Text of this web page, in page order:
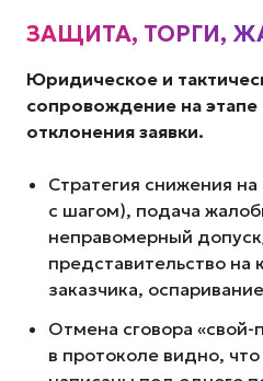
ЗАЩИТА, ТОРГИ,
Юридическое и
сопровождение на этапе
отклонения заявки.
Cтратегия снижения
с шагом), подача
неправомерный
представительство на
заказчика,
Отмена сговора «свой-
в протоколе видно,